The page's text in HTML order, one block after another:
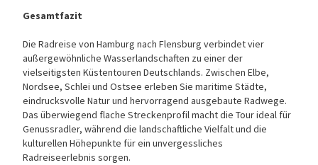
Gesamtfazit
Die Radreise von Hamburg nach Flensburg verbindet vier
außergewöhnliche Wasserlandschaften zu einer der
vielseitigsten Küstentouren Deutschlands. Zwischen Elbe,
Nordsee, Schlei und Ostsee erleben Sie maritime Städte,
eindrucksvolle Natur und hervorragend ausgebaute Radwege.
Das überwiegend flache Streckenprofil macht die Tour ideal für
Genussradler, während die landschaftliche Vielfalt und die
kulturellen Höhepunkte für ein unvergessliches
Radreiseerlebnis sorgen.